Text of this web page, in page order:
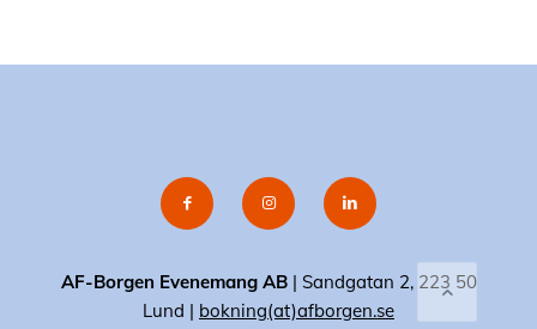
AF-Borgen Evenemang AB| Sandgatan 2, 223 50
Lund | bokning(at)afborgen.se